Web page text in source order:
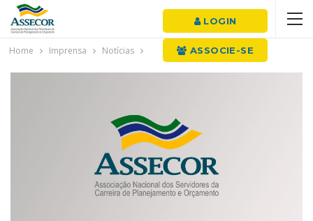
LOGIN
ASSOCIE-SE
Home Imprensa Notícias